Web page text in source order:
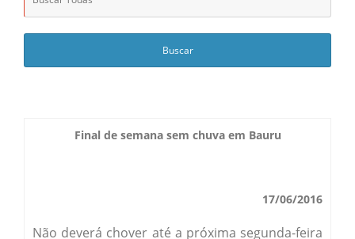
Radar Animado
Radar Cidades
Informações
Final de semana sem chuva em Bauru
17/06/2016
Não deverá chover até a próxima segunda-feira